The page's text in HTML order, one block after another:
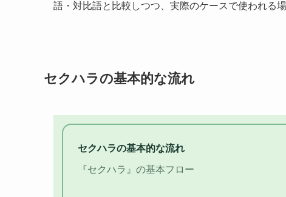
語・対比語と比較しつつ、実際のケースで使われる
セクハラの基本的な流れ
セクハラの基本的な流れ
『セクハラ』の基本フロー